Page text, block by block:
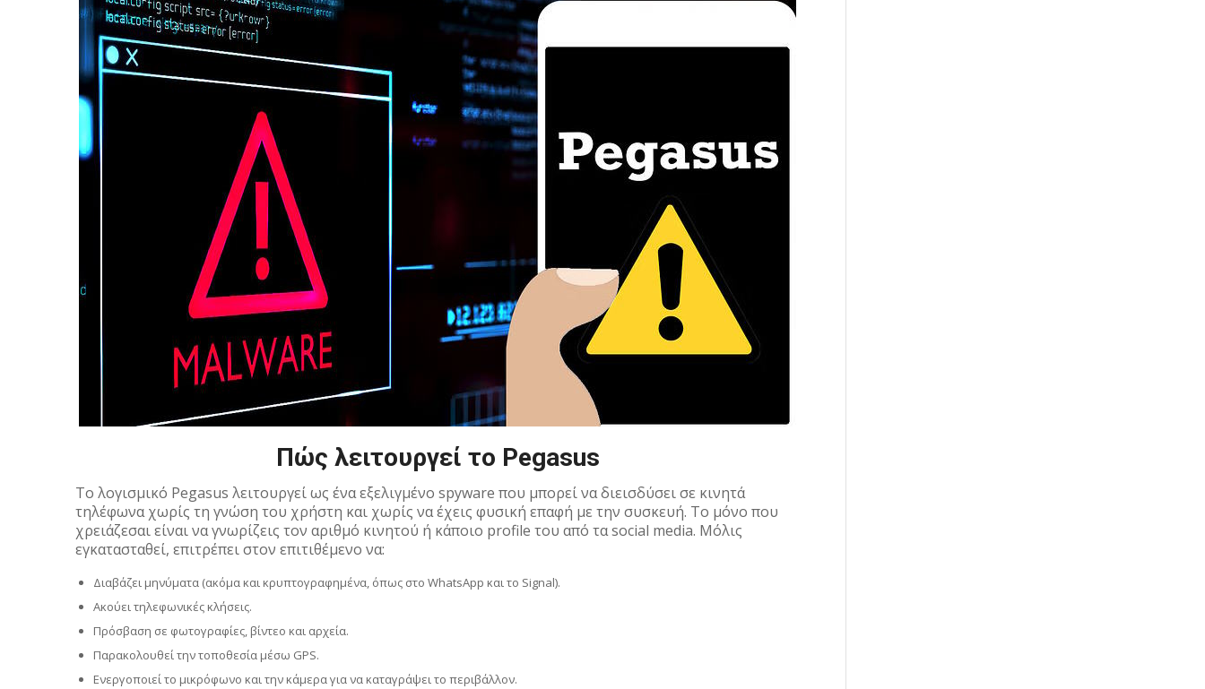
Πώς λειτουργεί το Pegasus
Το λογισμικό Pegasus λειτουργεί ως ένα εξελιγμένο spyware που μπορεί να διεισδύσει σε κινητά
τηλέφωνα χωρίς τη γνώση του χρήστη και χωρίς να έχεις φυσική επαφή με την συσκευή. Το μόνο που
χρειάζεσαι είναι να γνωρίζεις τον αριθμό κινητού ή κάποιο profile του από τα social media. Μόλις
εγκατασταθεί, επιτρέπει στον επιτιθέμενο να:
Διαβάζει μηνύματα (ακόμα και κρυπτογραφημένα, όπως στο WhatsApp και το Signal).
Ακούει τηλεφωνικές κλήσεις.
Πρόσβαση σε φωτογραφίες, βίντεο και αρχεία.
Παρακολουθεί την τοποθεσία μέσω GPS.
Ενεργοποιεί το μικρόφωνο και την κάμερα για να καταγράψει το περιβάλλον.